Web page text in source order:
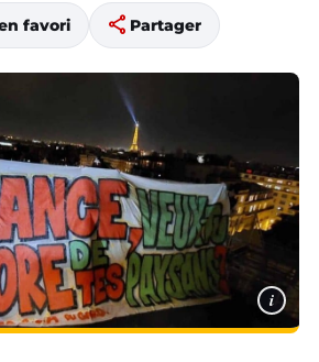
favori share Partager
i